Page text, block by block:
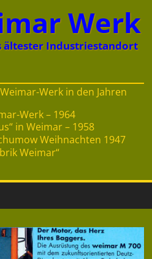
Werk
ältester Industriestandort
Werk in den Jahren
Werk – 1964
in Weimar – 1958
Weihnachten 1947
Weimar“